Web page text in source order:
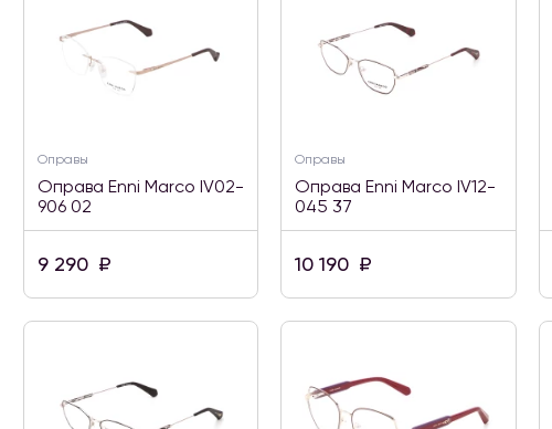
Оправы
Оправа Enni Marco IV02-
906 02
9 290 ₽
Оправы
Оправа Enni Marco IV12-
045 37
10 190 ₽